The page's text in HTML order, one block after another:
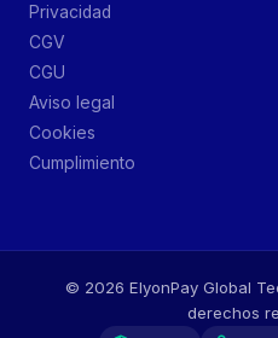
Privacidad
CGV
CGU
Aviso legal
Cookies
Cumplimiento
© 2026 ElyonPay Global
derechos